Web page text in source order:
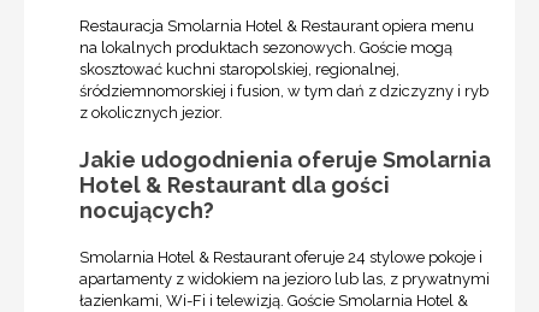
Restauracja Smolarnia Hotel & Restaurant opiera menu
na lokalnych produktach sezonowych. Goście mogą
skosztować kuchni staropolskiej, regionalnej,
śródziemnomorskiej i fusion, w tym dań z dziczyzny i ryb
z okolicznych jezior.
Jakie udogodnienia oferuje Smolarnia
Hotel & Restaurant dla gości
nocujących?
Smolarnia Hotel & Restaurant oferuje 24 stylowe pokoje i
apartamenty z widokiem na jezioro lub las, z prywatnymi
łazienkami, Wi-Fi i telewizją. Goście Smolarnia Hotel &